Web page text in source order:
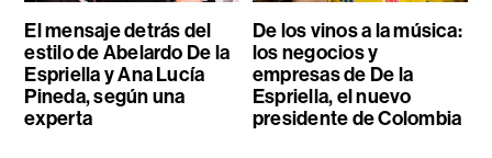
El mensaje detrás del
estilo de Abelardo De la
Espriella y Ana Lucía
Pineda, según una
experta
De los vinos a la música:
los negocios y
empresas de De la
Espriella, el nuevo
presidente de Colombia